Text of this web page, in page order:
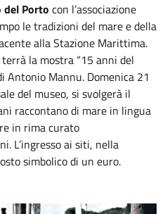
del Porto con l’associazione
le tradizioni del mare e della
alla Stazione Marittima.
la mostra “15 anni del
Antonio Mannu. Domenica 21
del museo, si svolgerà il
raccontano di mare in lingua
in rima curato
L’ingresso ai siti, nella
simbolico di un euro.